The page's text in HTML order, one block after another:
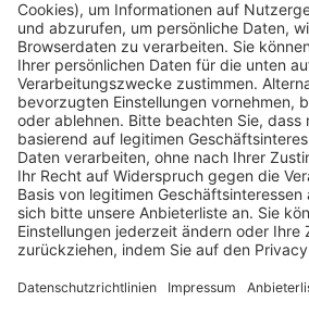
Pässe und Vereinswechsel
Trainerausbildung
Schulungsangebot Vereinsmitarbeiter
BFV-Geschäftsstellen
Trainerbörse
Login SpielPlus
FOLGE DEM BFV